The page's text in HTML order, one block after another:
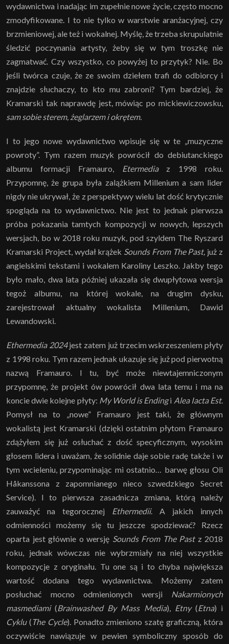
wydawnictwa i nadając im zupełnie nowe życie, często mocno
zmodyfikowane. I to nie tylko w warstwie aranżacyjnej, czy
brzmieniowej, ale też i wokalnej. Myślę, że trzeba skrupulatnie
śledzić poczynania artysty, żeby się w tym troszkę nie
zagmatwać. Czy wszystko, co powyżej to przytyk? Nie. Bo
jeśli twórca czuje, że ze swoim dziełem trafi do odbiorcy i
znajdzie słuchaczy, to kto mu zabroni? Tym bardziej, że
Kramarski tak naprawdę jest, mówiąc po mickiewiczowsku,
sam sobie sterem, żeglarzem i okrętem.
I to jego nowe wydawnictwo wpisuje się w te „muzyczne
powroty”. Tym razem muzyk powrócił do debiutanckiego
albumu formacji Framauro,
Etermediaz 1998 roku.
Przypomnę, że grupa była zalążkiem Millenium a sam lider
nigdy nie ukrywał, że z perspektywy wielu lat dość krytycznie
spogląda na to wydawnictwo. Nie jest to jednak pierwsza
próba pokazania tamtych kompozycji w nowych, lepszych
wersjach, bo w 2018 roku muzyk, pod szyldem The Ryszard
Kramarski Project, wydał krążek Sounds From The Past, już z
angielskimi tekstami i wokalem Karoliny Leszko. Jakby tego
było mało, dwa lata później ukazała się dwupłytowa wersja
tegoż albumu, na której wokale, na drugim dysku,
zarejestrował aktualny wokalista Millenium, Dawid
Lewandowski.
Ethermedia 2024jest zatem już trzecim wskrzeszeniem płyty
z 1998 roku. Tym razem jednak ukazuje się już pod pierwotną
nazwą Framauro. I tu, być może niewtajemniczonym
przypomnę, że projekt ów powrócił dwa lata temu i ma na
koncie dwie kolejne płyty: My World is Endingi Alea Iacta Est.
Pomysł na to „nowe” Framauro jest taki, że głównym
wokalistą jest Kramarski (dzięki ostatnim płytom Framauro
zdążyłem się już osłuchać z dość specyficznym, wysokim
głosem lidera i uważam, że solidnie daje sobie radę także i w
tym wcieleniu, przypominając mi ostatnio… barwę głosu Oli
Håkanssona z zapomnianego nieco szwedzkiego Secret
Service). I to pierwsza zasadnicza zmiana, którą należy
zauważyć na tegorocznej
Ethermedii. A jakich innych
odmienności możemy się tu jeszcze spodziewać? Rzecz
oparta jest głównie o wersję Sounds From The Pastz 2018
roku, jednak wówczas nie wybrzmiały na niej wszystkie
kompozycje z oryginału. Tu one są i to chyba największa
wartość dodana tego wydawnictwa. Możemy zatem
posłuchać mocno odmienionych wersji
Nakarmionych
masmediami(Brainwashed By Mass Media), Etny(Etna) i
Cyklu( The Cycle). Ponadto zmieniono szatę graficzną, która
oczywiście nawiązuje w pewien symboliczny sposób do